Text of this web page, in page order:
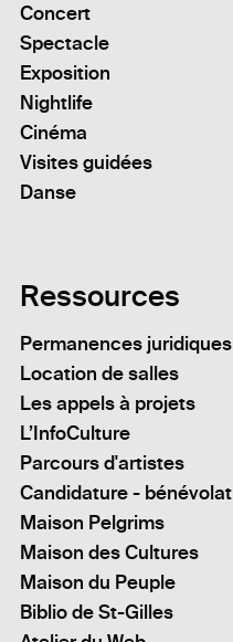
Concert
Spectacle
Exposition
Nightlife
Cinéma
Visites guidées
Danse
Ressources
Permanences juridiques
Location de salles
Les appels à projets
L’InfoCulture
Parcours d'artistes
Candidature - bénévolat
Maison Pelgrims
Maison des Cultures
Maison du Peuple
Biblio de St-Gilles